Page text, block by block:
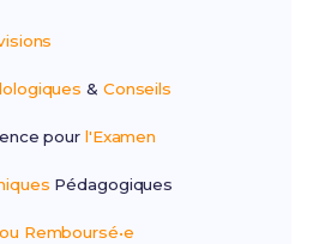
& Conseils
pour l'Examen
Pédagogiques
Remboursé•e